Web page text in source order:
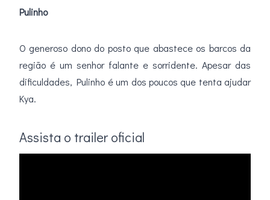
Pulinho
O generoso dono do posto que abastece os barcos da
região é um senhor falante e sorridente. Apesar das
dificuldades, Pulinho é um dos poucos que tenta ajudar
Kya.
Assista o trailer oficial